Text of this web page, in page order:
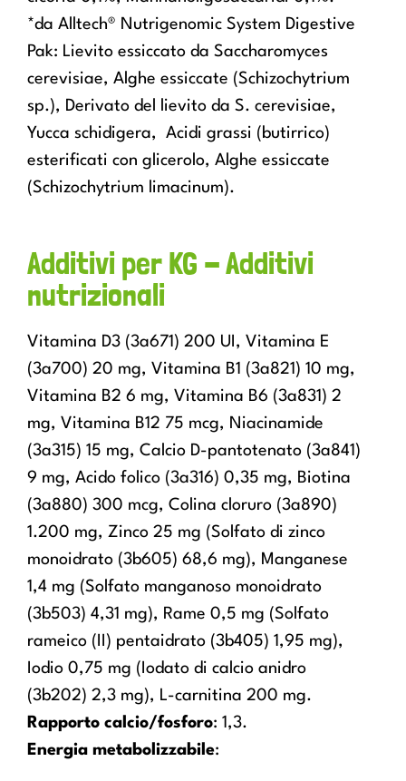
*da Alltech® Nutrigenomic System Digestive
Pak: Lievito essiccato da Saccharomyces
cerevisiae, Alghe essiccate (Schizochytrium
sp.), Derivato del lievito da S. cerevisiae,
Yucca schidigera, Acidi grassi (butirrico)
esterificati con glicerolo, Alghe essiccate
(Schizochytrium limacinum).
Additivi per KG - Additivi
nutrizionali
Vitamina D3 (3a671) 200 UI, Vitamina E
(3a700) 20 mg, Vitamina B1 (3a821) 10 mg,
Vitamina B2 6 mg, Vitamina B6 (3a831) 2
mg, Vitamina B12 75 mcg, Niacinamide
(3a315) 15 mg, Calcio D-pantotenato (3a841)
9 mg, Acido folico (3a316) 0,35 mg, Biotina
(3a880) 300 mcg, Colina cloruro (3a890)
1.200 mg, Zinco 25 mg (Solfato di zinco
monoidrato (3b605) 68,6 mg), Manganese
1,4 mg (Solfato manganoso monoidrato
(3b503) 4,31 mg), Rame 0,5 mg (Solfato
rameico (II) pentaidrato (3b405) 1,95 mg),
Iodio 0,75 mg (Iodato di calcio anidro
(3b202) 2,3 mg), L-carnitina 200 mg.
Rapporto calcio/fosforo: 1,3.
Energia metabolizzabile: